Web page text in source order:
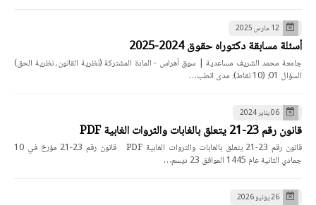
12 مارس 2025
أسئلة مسابقة دكتوراه حقوق 2024-2025
جامعة محمد الشريف مساعدية | سوق أهراس - المادة المشتركة (نظرية القانون، نظرية الحق)
السؤال 01: (10 نقاط): مدى انطب…
06 يناير 2024
قانون رقم 23-21 يتعلق بالغابات والثروات الغابية PDF
قانون رقم 23-21 يتعلق بالغابات والثروات الغابية PDF قانون رقم 23-21 مؤرخ في 10
جمادي الثانية عام 1445 الموافق 23 ديسم…
26 يونيو 2026